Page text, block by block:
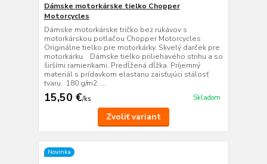
Dámske motorkárske tielko Chopper
Motorcycles
Dámske motorkárske tričko bez rukávov s
motorkárskou potlačou Chopper Motorcycles
Originálne tielko pre motorkárky. Skvelý darček pre
motorkárku. Dámske tielko priliehavého strihu a so
širšími ramienkami. Predĺžená dĺžka. Príjemný
materiál s prídavkom elastanu zaisťujúci stálosť
tvaru. 180 g/m2, ...
15,50 €/ks Skladom
Zvoliť variant
Novinka